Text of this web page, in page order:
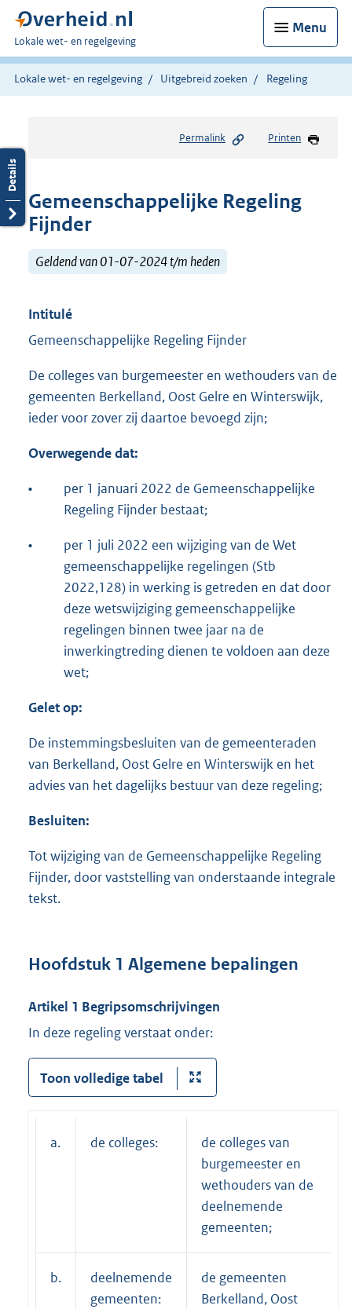
Menu
U
bent
hier:
Lokale wet- en regelgeving
Lokale wet- en regelgeving Uitgebreid zoeken Regeling
Permalink Printen
Gemeenschappelijke Regeling
Fijnder
Geldend van 01-07-2024 t/m heden
Intitulé
Gemeenschappelijke Regeling Fijnder
De colleges van burgemeester en wethouders van de
gemeenten Berkelland, Oost Gelre en Winterswijk,
ieder voor zover zij daartoe bevoegd zijn;
Overwegende dat:
•
per 1 januari 2022 de Gemeenschappelijke
Regeling Fijnder bestaat;
•
per 1 juli 2022 een wijziging van de Wet
gemeenschappelijke regelingen (Stb
2022,128) in werking is getreden en dat door
deze wetswijziging gemeenschappelijke
regelingen binnen twee jaar na de
inwerkingtreding dienen te voldoen aan deze
wet;
Gelet op:
De instemmingsbesluiten van de gemeenteraden
van Berkelland, Oost Gelre en Winterswijk en het
advies van het dagelijks bestuur van deze regeling;
Besluiten:
Tot wijziging van de Gemeenschappelijke Regeling
Fijnder, door vaststelling van onderstaande integrale
tekst.
Hoofdstuk 1 Algemene bepalingen
Artikel 1 Begripsomschrijvingen
In deze regeling verstaat onder:
Toon volledige tabel
a. de colleges:
de colleges van
burgemeester en
wethouders van de
deelnemende
gemeenten;
b.
deelnemende
gemeenten:
de gemeenten
Berkelland, Oost